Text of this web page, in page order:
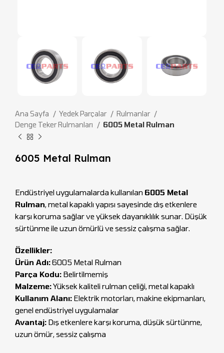
Ana Sayfa Yedek Parçalar
Rulmanlar
Denge Teker Rulmanları
6005 Metal Rulman
6005 Metal Rulman
Endüstriyel uygulamalarda kullanılan 6005 Metal
Rulman, metal kapaklı yapısı sayesinde dış etkenlere
karşı koruma sağlar ve yüksek dayanıklılık sunar. Düşük
sürtünme ile uzun ömürlü ve sessiz çalışma sağlar.
Özellikler:
Ürün Adı:6005 Metal Rulman
Parça Kodu: Belirtilmemiş
Malzeme:Yüksek kaliteli rulman çeliği, metal kapaklı
Kullanım Alanı: Elektrik motorları, makine ekipmanları,
genel endüstriyel uygulamalar
Avantaj: Dış etkenlere karşı koruma, düşük sürtünme,
uzun ömür, sessiz çalışma